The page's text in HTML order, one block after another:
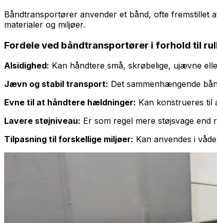
Båndtransportører anvender et bånd, ofte fremstillet
materialer og miljøer.
Fordele ved båndtransportører i forhold til
Alsidighed: Kan håndtere små, skrøbelige, ujævne
Jævn og stabil transport: Det sammenhængende
Evne til at håndtere hældninger: Kan konstrueres til
Lavere støjniveau: Er som regel mere støjsvage end
Tilpasning til forskellige miljøer: Kan anvendes i